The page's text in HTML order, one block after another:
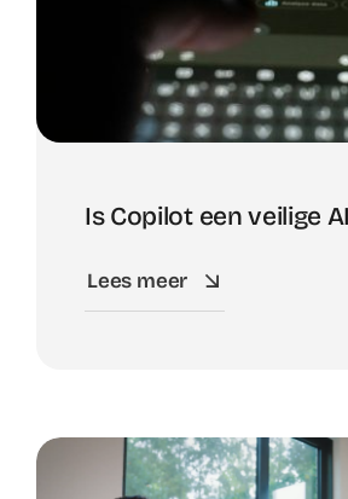
Is Copilot een veilige
Lees meer